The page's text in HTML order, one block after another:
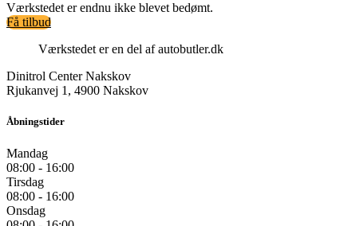
Værkstedet er endnu ikke blevet bedømt.
Få tilbud
Værkstedet er en del af autobutler.dk
Dinitrol Center Nakskov
Rjukanvej 1, 4900 Nakskov
Åbningstider
Mandag
08:00 - 16:00
Tirsdag
08:00 - 16:00
Onsdag